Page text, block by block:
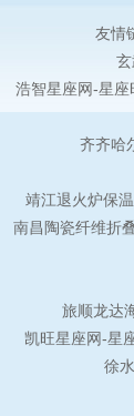
友情
浩智星座网-星座
齐齐哈
靖江退火炉保
南昌陶瓷纤维折
旅顺龙达
凯旺星座网-星
徐